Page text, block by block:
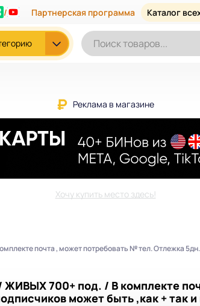
/ Партнерская программа Каталог
Реклама в магазине
Хочу купить место здесь!
почта , может потребовать № тел. Отлежка
700+ под. / В комплекте
может быть ,как + так